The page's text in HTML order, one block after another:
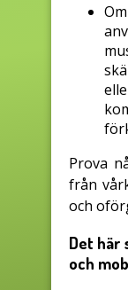
Prova
från
och
Det här
och